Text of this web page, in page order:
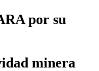
por su
minera